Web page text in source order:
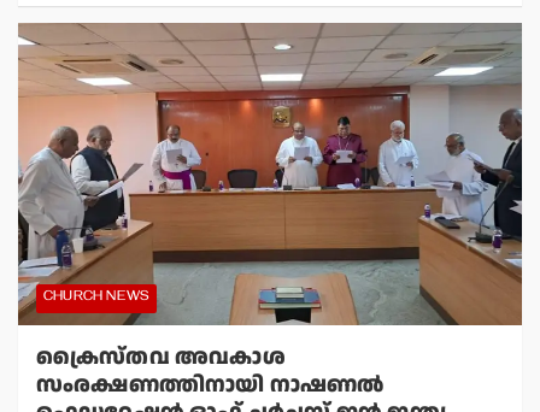
CHURCH NEWS
ക്രൈസ്തവ അവകാശ
സംരക്ഷണത്തിനായി നാഷണല്‍